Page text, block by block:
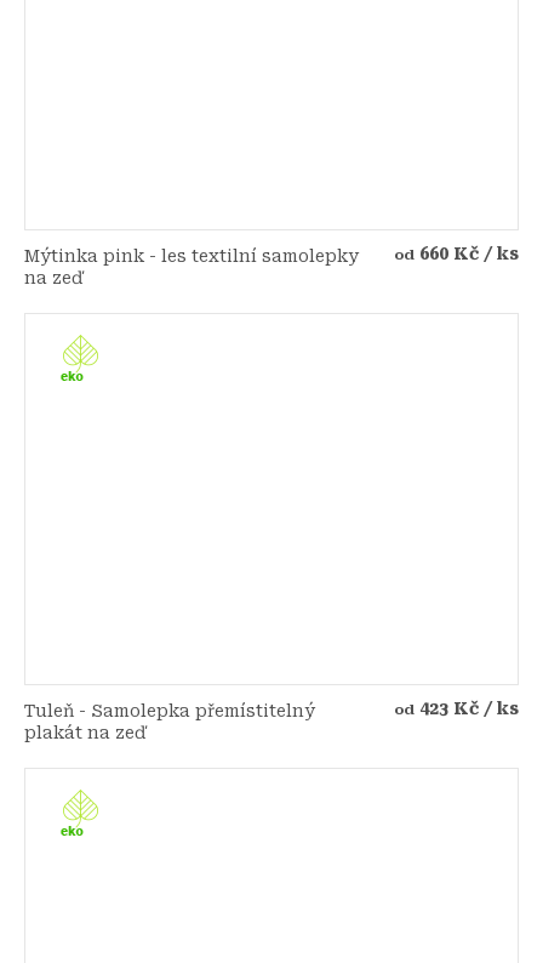
Mýtinka pink - les textilní samolepky
na zeď
od 660 Kč / ks
Tuleň - Samolepka přemístitelný
plakát na zeď
od 423 Kč / ks